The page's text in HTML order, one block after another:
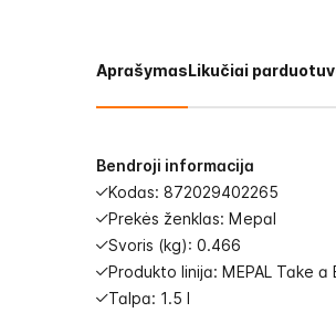
AprašymasLikučiai
Bendroji informacija
Kodas: 872029402265
Prekės ženklas: Mepal
Svoris (kg): 0.466
Produkto linija: MEPAL Take a
Talpa: 1.5 l